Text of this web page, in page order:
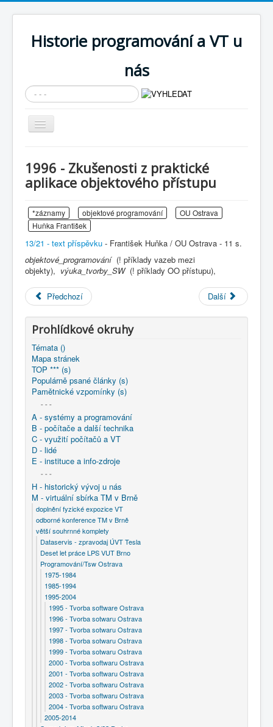
Historie programování a VT u
nás
Vyhledávání...
Přepnout
navigaci
Cíle expozice
Současnost SW a IT
Historické počítače
COBOL
O nás
Úvod
M - virtuální sbírka TM v Brně
větší souhrnné komplety
Programování/Tsw Ostrava
1996 - Tvorba sotwaru Ostrava
1996 - Zkušenosti z praktické aplikace objektového
přístupu
1996 - Zkušenosti z praktické
aplikace objektového přístupu
*záznamy objektové programování
OU Ostrava
Huňka František
13/21 - text příspěvku - František Huňka / OU Ostrava - 11 s.
objektové_programování (! příklady vazeb mezi
objekty), výuka_tvorby_SW (! příklady OO přístupu),
Předchozí Další
Prohlídkové okruhy
Témata ()
Mapa stránek
TOP *** (s)
Populárně psané články (s)
Pamětnické vzpomínky (s)
- - -
A - systémy a programování
B - počítače a další technika
C - využití počítačů a VT
D - lidé
E - instituce a info-zdroje
- - -
H - historický vývoj u nás
M - virtuální sbírka TM v Brně
doplnění fyzické expozice VT
odborné konference TM v Brně
větší souhrnné komplety
Dataservis - zpravodaj ÚVT Tesla
Deset let práce LPS VUT Brno
Programování/Tsw Ostrava
1975-1984
1985-1994
1995-2004
1995 - Tvorba software Ostrava
1996 - Tvorba sotwaru Ostrava
1997 - Tvorba sotwaru Ostrava
1998 - Tvorba sotwaru Ostrava
1999 - Tvorba sotwaru Ostrava
2000 - Tvorba softwaru Ostrava
2001 - Tvorba softwaru Ostrava
2002 - Tvorba softwaru Ostrava
2003 - Tvorba softwaru Ostrava
2004 - Tvorba softwaru Ostrava
2005-2014